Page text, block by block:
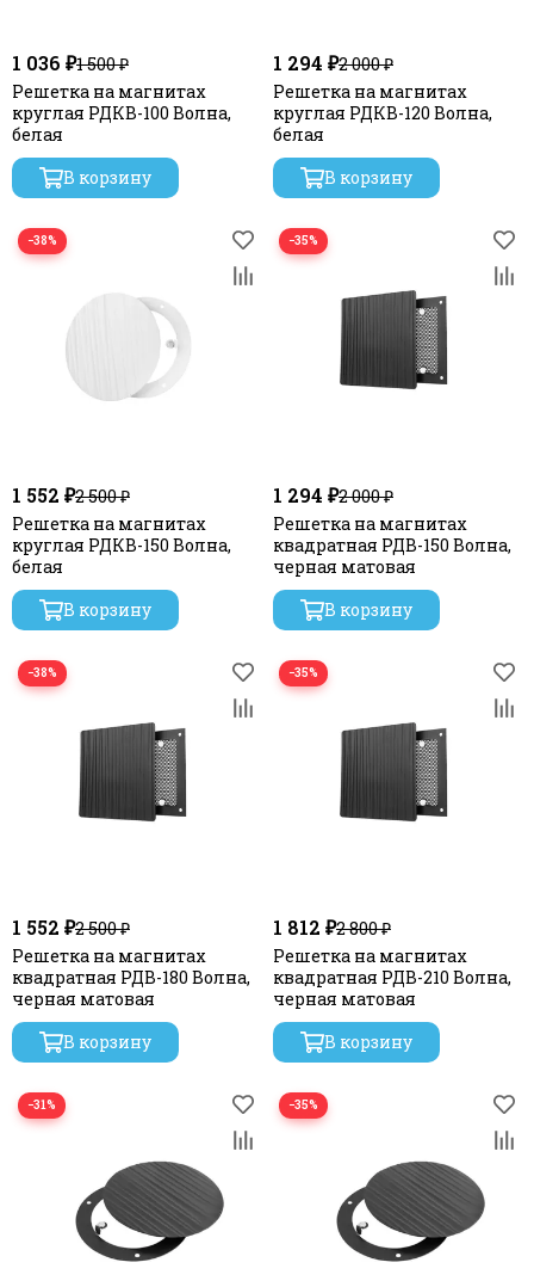
1 036 ₽1 500 ₽
Решетка на магнитах
круглая РДКВ-100 Волна,
белая
В корзину
1 294 ₽2 000 ₽
Решетка на магнитах
круглая РДКВ-120 Волна,
белая
В корзину
−38%
1 552 ₽2 500 ₽
Решетка на магнитах
круглая РДКВ-150 Волна,
белая
В корзину
−35%
1 294 ₽2 000 ₽
Решетка на магнитах
квадратная РДВ-150 Волна,
черная матовая
В корзину
−38%
1 552 ₽2 500 ₽
Решетка на магнитах
квадратная РДВ-180 Волна,
черная матовая
В корзину
−35%
1 812 ₽2 800 ₽
Решетка на магнитах
квадратная РДВ-210 Волна,
черная матовая
В корзину
−31% −35%